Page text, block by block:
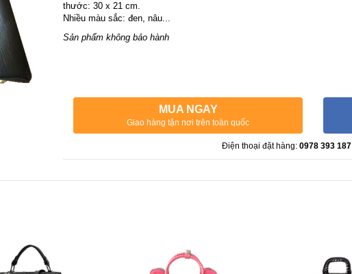
thước: 30 x 21 cm.
Nhiều màu sắc: đen, nâu...
Sản phẩm không bảo hành
MUA NGAY
Giao hàng tận nơi trên toàn quốc
Điện thoại đặt hàng: 0978 393 187